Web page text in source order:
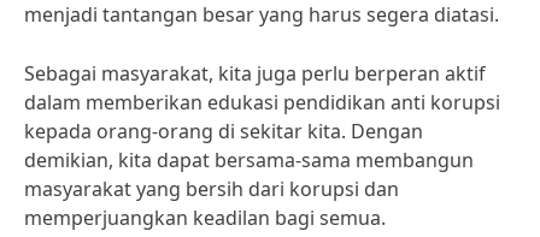
menjadi tantangan besar yang harus segera diatasi.
Sebagai masyarakat, kita juga perlu berperan aktif
dalam memberikan edukasi pendidikan anti korupsi
kepada orang-orang di sekitar kita. Dengan
demikian, kita dapat bersama-sama membangun
masyarakat yang bersih dari korupsi dan
memperjuangkan keadilan bagi semua.